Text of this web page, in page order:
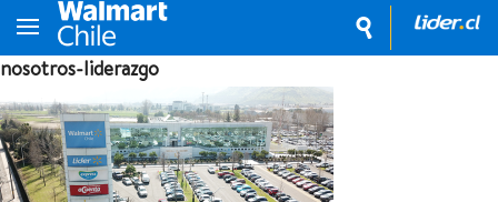
nosotros-liderazgo